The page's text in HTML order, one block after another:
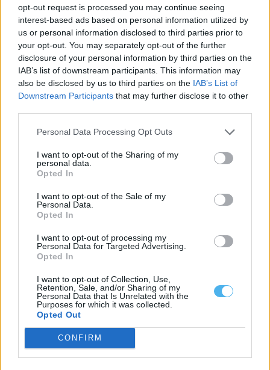
opt-out request is processed you may continue seeing
interest-based ads based on personal information utilized by
us or personal information disclosed to third parties prior to
your opt-out. You may separately opt-out of the further
disclosure of your personal information by third parties on the
IAB’s list of downstream participants. This information may
also be disclosed by us to third parties on the IAB’s List of
Downstream Participants that may further disclose it to other
Personal Data Processing Opt Outs
I want to opt-out of the Sharing of my
personal data.
Opted In
I want to opt-out of the Sale of my
Personal Data.
Opted In
I want to opt-out of processing my
Personal Data for Targeted Advertising.
Opted In
I want to opt-out of Collection, Use,
Retention, Sale, and/or Sharing of my
Personal Data that Is Unrelated with the
Purposes for which it was collected.
Opted Out
CONFIRM
A PSP apreendeu 91 armas e 24 doses individuais de haxixe em
Elvas, durante...
6 Agosto, 2026 - 11:13
PSP lança concurso de 875 mil euros para reabilitar edifício do